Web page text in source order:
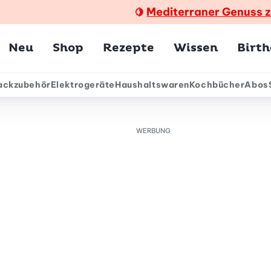
🍋 Mediterraner Genuss
Neu Shop Rezepte Wissen
ElektrogeräteHaushaltswarenKochbücherAbos
WERBUNG